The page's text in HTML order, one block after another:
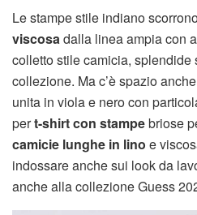
Le stampe stile indiano
viscosadalla linea ampia con
colletto stile camicia,
collezione. Ma c’è spazio
unita in viola e nero con
pert-shirt con stampebriose
camicie lunghe in lino e
indossare anche sui look da
anche alla collezione Guess